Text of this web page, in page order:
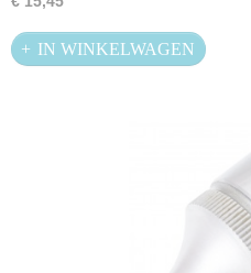
IN WINKELWAGEN